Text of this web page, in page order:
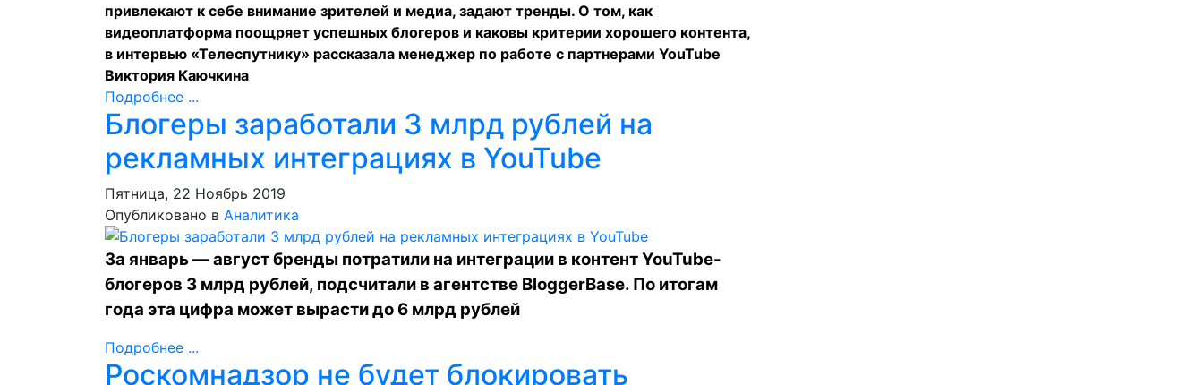
привлекают к себе внимание зрителей и медиа, задают тренды. О том, как
видеоплатформа поощряет успешных блогеров и каковы критерии хорошего контента,
в интервью «Телеспутнику» рассказала менеджер по работе с партнерами YouTube
Виктория Каючкина
Подробнее ...
Блогеры заработали 3 млрд рублей на
рекламных интеграциях в YouTube
Пятница, 22 Ноябрь 2019
Опубликовано в Аналитика
За январь — август бренды потратили на интеграции в контент YouTube-
блогеров 3 млрд рублей, подсчитали в агентстве BloggerBase. По итогам
года эта цифра может вырасти до 6 млрд рублей
Подробнее ...
Роскомнадзор не будет блокировать